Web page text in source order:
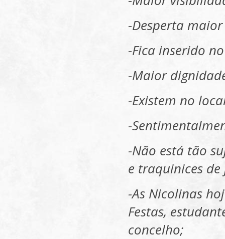
-Desperta
-Fica inserido
-Maior
-Existem no
-
-Não está tão
e traquinices
-As Nicolinas
Festas,
concelho;